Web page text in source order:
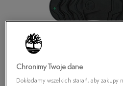
Chronimy Twoje dane
Dokładamy wszelkich starań, aby zakupy